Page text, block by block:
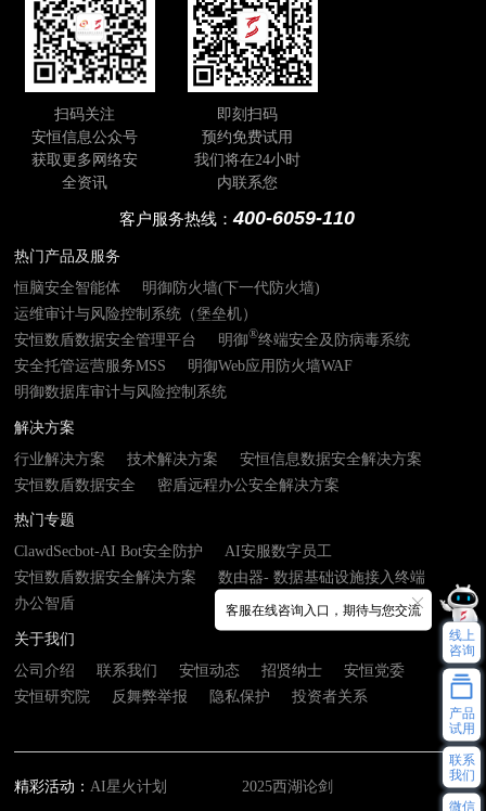
扫码关注
安恒信息公众号
获取更多网络安
全资讯
即刻扫码
预约免费试用
我们将在24小时
内联系您
客户服务热线：400-6059-110
热门产品及服务
恒脑安全智能体
明御防火墙(下一代防火墙)
运维审计与风险控制系统（堡垒机）
安恒数盾数据安全管理平台
明御®终端安全及防病毒系统
安全托管运营服务MSS
明御Web应用防火墙WAF
明御数据库审计与风险控制系统
解决方案
行业解决方案
技术解决方案
安恒信息数据安全解决方案
安恒数盾数据安全
密盾远程办公安全解决方案
热门专题
ClawdSecbot-AI Bot安全防护
AI安服数字员工
安恒数盾数据安全解决方案
数由器- 数据基础设施接入终端
办公智盾
关于我们
公司介绍
联系我们 安恒动态 招贤纳士
安恒党委
安恒研究院
反舞弊举报 隐私保护 投资者关系
精彩活动：AI星火计划 2025西湖论剑
客服在线咨询入口，期待与您交流
线上
咨询
产品
试用
联系
我们
微信